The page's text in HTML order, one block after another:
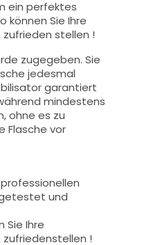
ein perfektes
können Sie Ihre
stellen !
zugegeben. Sie
jedesmal
garantiert
mindestens
ohne es zu
Flasche vor
und
Sie Ihre
!